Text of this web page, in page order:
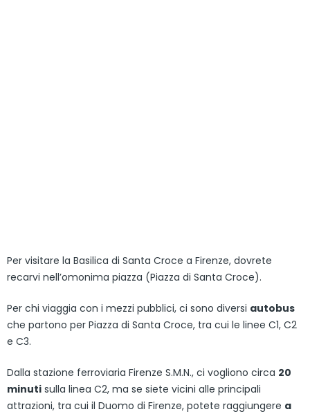
Per visitare la Basilica di Santa Croce a Firenze, dovrete
recarvi nell’omonima piazza (Piazza di Santa Croce).
Per chi viaggia con i mezzi pubblici, ci sono diversi autobus
che partono per Piazza di Santa Croce, tra cui le linee C1, C2
e C3.
Dalla stazione ferroviaria Firenze S.M.N., ci vogliono circa 20
minuti sulla linea C2, ma se siete vicini alle principali
attrazioni, tra cui il Duomo di Firenze, potete raggiungere a